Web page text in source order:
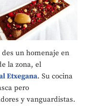
un homenaje en
la zona, el
Etxegana. Su cocina
pero
y vanguardistas.